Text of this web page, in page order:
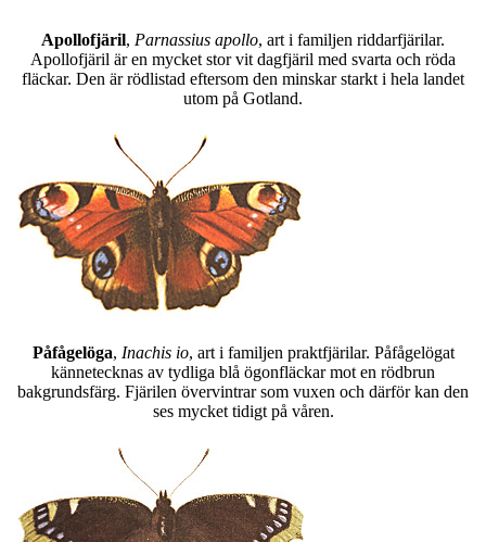
Apollofjäril, Parnassius apollo, art i familjen riddarfjärilar.
Apollofjäril är en mycket stor vit dagfjäril med svarta och röda
fläckar. Den är rödlistad eftersom den minskar starkt i hela landet
utom på Gotland.
Påfågelöga, Inachis io, art i familjen praktfjärilar. Påfågelögat
kännetecknas av tydliga blå ögonfläckar mot en rödbrun
bakgrundsfärg. Fjärilen övervintrar som vuxen och därför kan den
ses mycket tidigt på våren.